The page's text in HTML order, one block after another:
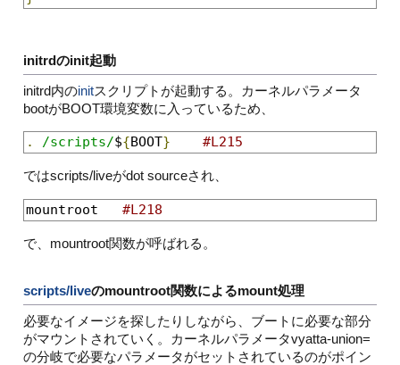
initrdのinit起動
initrd内のinitスクリプトが起動する。カーネルパラメータ
bootがBOOT環境変数に入っているため、
. /scripts/${BOOT} #L215
ではscripts/liveがdot sourceされ、
mountroot #L218
で、mountroot関数が呼ばれる。
scripts/liveのmountroot関数によるmount処理
必要なイメージを探したりしながら、ブートに必要な部分
がマウントされていく。カーネルパラメータvyatta-union=
の分岐で必要なパラメータがセットされているのがポイン